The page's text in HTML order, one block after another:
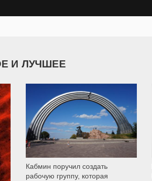
И ЛУЧШЕЕ
Кабмин поручил создать
рабочую группу, которая
9 786